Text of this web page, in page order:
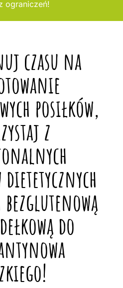
ograniczeń!
czasu na
posiłków,
z
do